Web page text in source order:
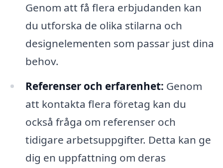
Genom att få flera erbjudanden kan
du utforska de olika stilarna och
designelementen som passar just dina
behov.
Referenser och erfarenhet: Genom
att kontakta flera företag kan du
också fråga om referenser och
tidigare arbetsuppgifter. Detta kan ge
dig en uppfattning om deras